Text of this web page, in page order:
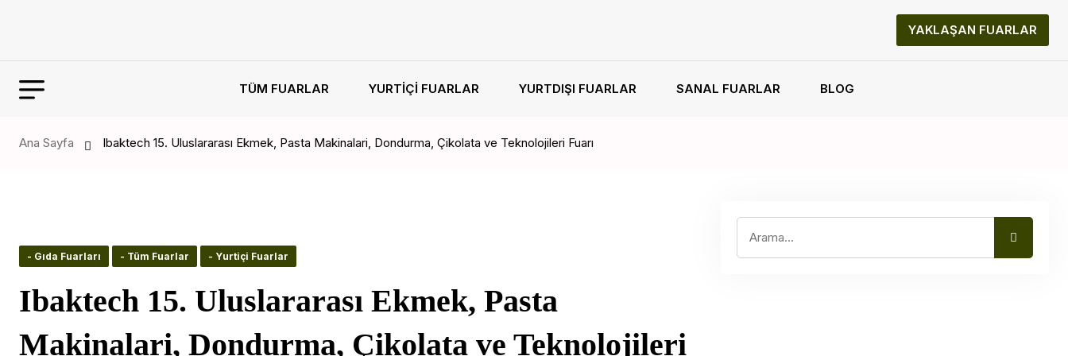
YAKLAŞAN FUARLAR
TÜM FUARLAR YURTIÇI FUARLAR YURTDIŞI FUARLAR SANAL FUARLAR BLOG
Ana Sayfa Ibaktech 15. Uluslararası Ekmek, Pasta Makinalari, Dondurma, Çikolata ve Teknolojileri Fuarı
- Gıda Fuarları - Tüm Fuarlar - Yurtiçi Fuarlar
Ibaktech 15. Uluslararası Ekmek, Pasta
Makinalari, Dondurma, Çikolata ve Teknolojileri